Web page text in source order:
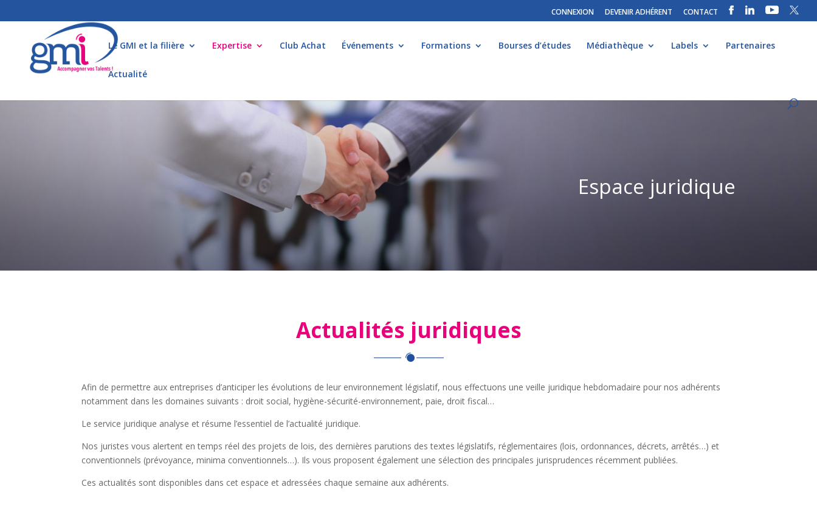
CONNEXION DEVENIR ADHÉRENT CONTACT
Le GMI et la filière Expertise Club Achat Événements Formations Bourses d’études Médiathèque Labels Partenaires
Actualité
Espace juridique
Actualités juridiques
Afin de permettre aux entreprises d’anticiper les évolutions de leur environnement législatif, nous effectuons une veille juridique hebdomadaire pour nos adhérents
notamment dans les domaines suivants : droit social, hygiène-sécurité-environnement, paie, droit fiscal…
Le service juridique analyse et résume l’essentiel de l’actualité juridique.
Nos juristes vous alertent en temps réel des projets de lois, des dernières parutions des textes législatifs, réglementaires (lois, ordonnances, décrets, arrêtés…) et
conventionnels (prévoyance, minima conventionnels…). Ils vous proposent également une sélection des principales jurisprudences récemment publiées.
Ces actualités sont disponibles dans cet espace et adressées chaque semaine aux adhérents.